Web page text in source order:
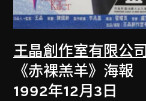
王晶創作室有限公司
《赤裸羔羊》海報
1992年12月3日